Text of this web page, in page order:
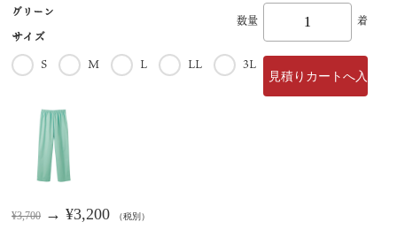
グリーン
サイズ
S
M L LL 3L
¥3,700 → ¥3,200 （税別）
数量 着